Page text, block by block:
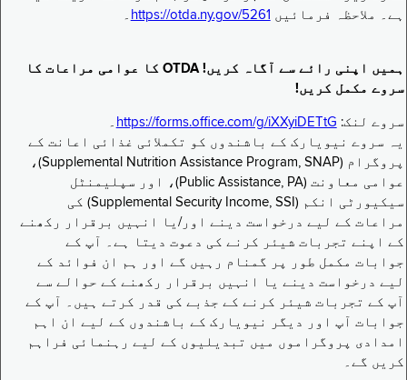
ہے۔ ملاحظہ فرمائیں https://otda.ny.gov/5261 ۔
ہمیں اپنی رائے سے آگاہ کریں! OTDA کا عوامی مراعات کا
سروے مکمل کریں!
سروے لنک: https://forms.office.com/g/iXXyiDETtG ۔
یہ سروے نیویارک کے باشندوں کو تکملائی غذائی اعانت کے
پروگرام (Supplemental Nutrition Assistance Program, SNAP)،
عوامی معاونت (Public Assistance, PA)، اور سپلیمنٹل
سیکیورٹی انکم (Supplemental Security Income, SSI) کی
مراعات کے لیے درخواست دینے اور/یا انہیں برقرار رکھنے
کے اپنے تجربات شیئر کرنے کی دعوت دیتا ہے۔ آپ کے
جوابات مکمل طور پر گمنام رہیں گے اور ہم ان فوائد کے
لیے درخواست دینے یا انہیں برقرار رکھنے کے حوالے سے
آپ کے تجربات شیئر کرنے کے جذبے کی قدر کرتے ہیں۔ آپ کے
جوابات آپ اور دیگر نیویارک کے باشندوں کے لیے ان اہم
امدادی پروگراموں میں تبدیلیوں کے لیے رہنمائی فراہم
کریں گے۔